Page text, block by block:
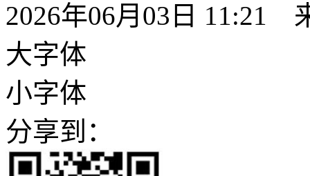
2026年06月03日 11:21
大字体
小字体
分享到：